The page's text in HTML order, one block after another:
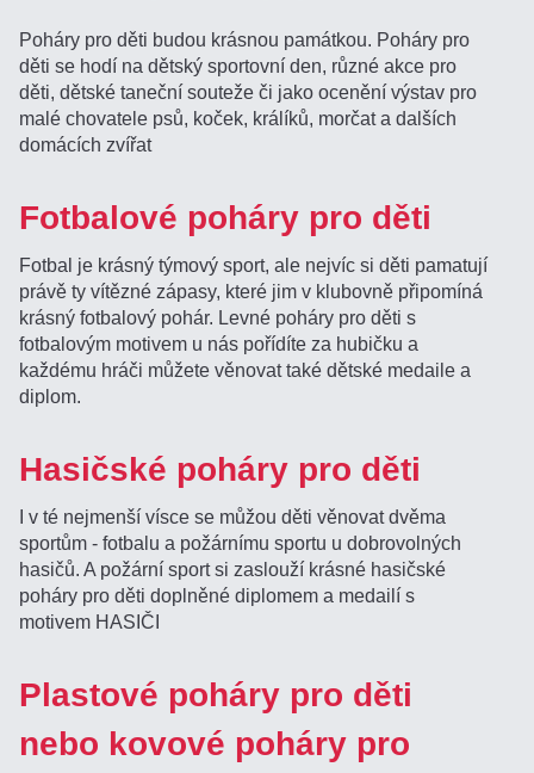
Poháry pro děti budou krásnou památkou. Poháry pro
děti se hodí na dětský sportovní den, různé akce pro
děti, dětské taneční souteže či jako ocenění výstav pro
malé chovatele psů, koček, králíků, morčat a dalších
domácích zvířat
Fotbalové poháry pro děti
Fotbal je krásný týmový sport, ale nejvíc si děti pamatují
právě ty vítězné zápasy, které jim v klubovně připomíná
krásný fotbalový pohár. Levné poháry pro děti s
fotbalovým motivem u nás pořídíte za hubičku a
každému hráči můžete věnovat také dětské medaile a
diplom.
Hasičské poháry pro děti
I v té nejmenší vísce se můžou děti věnovat dvěma
sportům - fotbalu a požárnímu sportu u dobrovolných
hasičů. A požární sport si zaslouží krásné hasičské
poháry pro děti doplněné diplomem a medailí s
motivem HASIČI
Plastové poháry pro děti
nebo kovové poháry pro